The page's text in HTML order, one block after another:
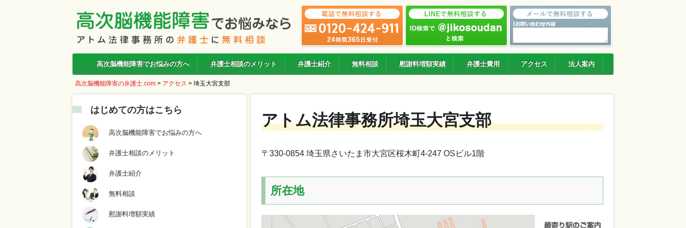
高次脳機能障害でお悩みの方へ 弁護士相談のメリット 弁護士紹介 無料相談 慰謝料増額実績 弁護士費用 アクセス 法人案内
高次脳機能障害の弁護士.com > アクセス > 埼玉大宮支部
アトム法律事務所埼玉大宮支部
〒330-0854 埼玉県さいたま市大宮区桜木町4-247 OSビル1階
所在地
はじめての方はこちら
高次脳機能障害でお悩みの方へ
弁護士相談のメリット
弁護士紹介
無料相談
慰謝料増額実績